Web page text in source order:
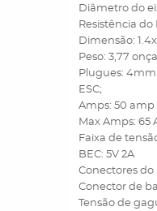
Diâmetro do
Resistência
Dimensão:
Peso: 3,77
Plugues: 4mm
ESC;
Amps: 50
Max Amps: 65
Faixa de
BEC: 5V 2A
Conectores
Conector de
Tensão de